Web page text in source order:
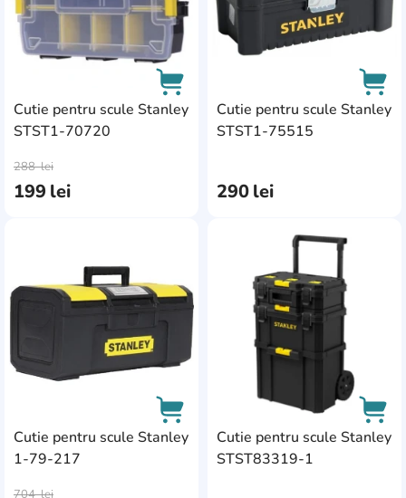
Cutie pentru scule Stanley
STST1-70720
199 lei
288lei
Cutie pentru scule Stanley
STST1-75515
290lei
Cutie pentru scule Stanley
1-79-217
704lei
AddCardToFavourite
Cutie pentru scule Stanley
STST83319-1